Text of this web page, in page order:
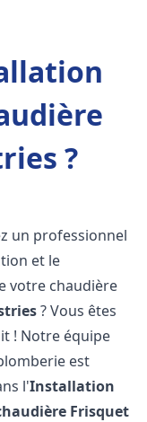
?
un professionnel
et le
votre chaudière
? Vous êtes
! Notre équipe
est
l'Installation
Frisquet